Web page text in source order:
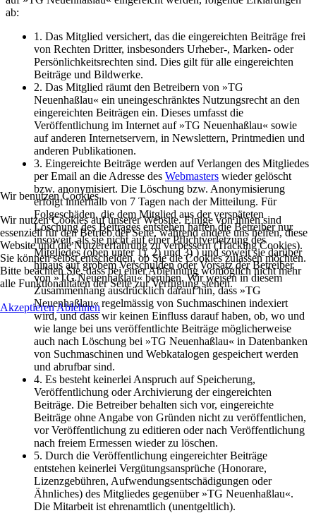
ab:
1. Das Mitglied versichert, das die eingereichten Beiträge frei
von Rechten Dritter, insbesonders Urheber-, Marken- oder
Persönlichkeitsrechten sind. Dies gilt für alle eingereichten
Beiträge und Bildwerke.
2. Das Mitglied räumt den Betreibern von »TG
Neuenhaßlau« ein uneingeschränktes Nutzungsrecht an den
eingereichten Beiträgen ein. Dieses umfasst die
Veröffentlichung im Internet auf »TG Neuenhaßlau« sowie
auf anderen Internetservern, in Newslettern, Printmedien und
anderen Publikationen.
3. Eingereichte Beiträge werden auf Verlangen des Mitgliedes
per Email an die Adresse des Webmasters wieder gelöscht
bzw. anonymisiert. Die Löschung bzw. Anonymisierung
erfolgt innerhalb von 7 Tagen nach der Mitteilung. Für
Folgeschäden, die dem Mitglied aus der verspäteten
Löschung des Beitrages entstehen haften die Betreiber nur
insoweit, als sie nicht auf einer Pflichtverletzung des
Mitgliedes (oben unter 1), 2) und 3) ) und soweit sie darüber
hinaus auf grobem Verschulden oder Vorsatz der Betreiber
von »TG Neuenhaßlau« beruhen. Wir weisen in diesem
Zusammenhang ausdrücklich darauf hin, dass »TG
Neuenhaßlau« regelmässig von Suchmaschinen indexiert
wird, und dass wir keinen Einfluss darauf haben, ob, wo und
wie lange bei uns veröffentlichte Beiträge möglicherweise
auch nach Löschung bei »TG Neuenhaßlau« in Datenbanken
von Suchmaschinen und Webkatalogen gespeichert werden
und abrufbar sind.
4. Es besteht keinerlei Anspruch auf Speicherung,
Veröffentlichung oder Archivierung der eingereichten
Beiträge. Die Betreiber behalten sich vor, eingereichte
Beiträge ohne Angabe von Gründen nicht zu veröffentlichen,
vor Veröffentlichung zu editieren oder nach Veröffentlichung
nach freiem Ermessen wieder zu löschen.
5. Durch die Veröffentlichung eingereichter Beiträge
entstehen keinerlei Vergütungsansprüche (Honorare,
Lizenzgebühren, Aufwendungsentschädigungen oder
Ähnliches) des Mitgliedes gegenüber »TG Neuenhaßlau«.
Die Mitarbeit ist ehrenamtlich (unentgeltlich).
Wir benutzen Cookies
Wir nutzen Cookies auf unserer Website. Einige von ihnen sind
essenziell für den Betrieb der Seite, während andere uns helfen, diese
Website und die Nutzererfahrung zu verbessern (Tracking Cookies).
Sie können selbst entscheiden, ob Sie die Cookies zulassen möchten.
Bitte beachten Sie, dass bei einer Ablehnung womöglich nicht mehr
alle Funktionalitäten der Seite zur Verfügung stehen.
AkzeptierenAblehnen